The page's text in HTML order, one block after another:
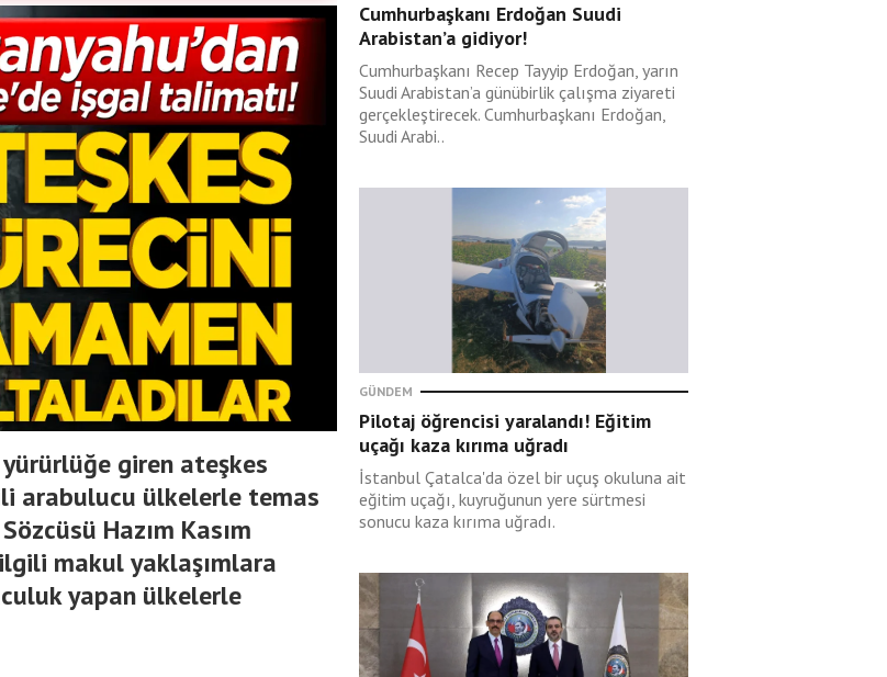
giren ateşkes
arabulucu ülkelerle temas
Hazım Kasım
makul yaklaşımlara
yapan ülkelerle
Cumhurbaşkanı Erdoğan Suudi
Arabistan’a gidiyor!
Cumhurbaşkanı Recep Tayyip Erdoğan, yarın
Suudi Arabistan’a günübirlik çalışma ziyareti
gerçekleştirecek. Cumhurbaşkanı Erdoğan,
Suudi Arabi..
GÜNDEM
Pilotaj öğrencisi yaralandı! Eğitim
uçağı kaza kırıma uğradı
İstanbul Çatalca'da özel bir uçuş okuluna ait
eğitim uçağı, kuyruğunun yere sürtmesi
sonucu kaza kırıma uğradı.